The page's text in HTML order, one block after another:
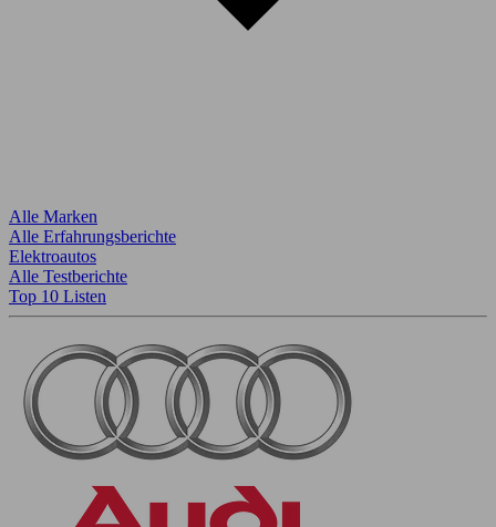
Alle Marken
Alle Erfahrungsberichte
Elektroautos
Alle Testberichte
Top 10 Listen